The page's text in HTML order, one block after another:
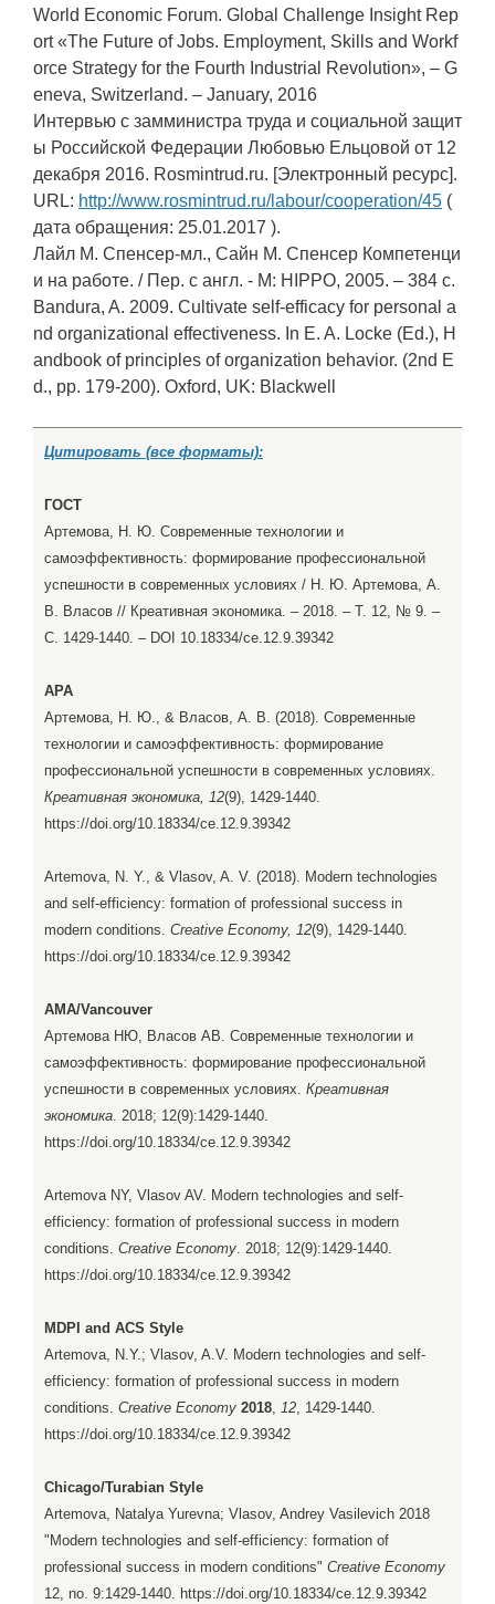
World Economic Forum. Global Challenge Insight Rep
ort «The Future of Jobs. Employment, Skills and Workf
orce Strategy for the Fourth Industrial Revolution», – G
eneva, Switzerland. – January, 2016
Интервью с замминистра труда и социальной защит
ы Российской Федерации Любовью Ельцовой от 12
декабря 2016. Rosmintrud.ru. [Электронный ресурс].
URL: http://www.rosmintrud.ru/labour/cooperation/45 (
дата обращения: 25.01.2017 ).
Лайл М. Спенсер-мл., Сайн М. Спенсер Компетенци
и на работе. / Пер. с англ. - М: HIPPO, 2005. – 384 с.
Bandura, A. 2009. Cultivate self-efficacy for personal a
nd organizational effectiveness. In E. A. Locke (Ed.), H
andbook of principles of organization behavior. (2nd E
d., pp. 179-200). Oxford, UK: Blackwell
Цитировать (все форматы):
ГОСТ
Артемова, Н. Ю. Современные технологии и
самоэффективность: формирование профессиональной
успешности в современных условиях / Н. Ю. Артемова, А.
В. Власов // Креативная экономика. – 2018. – Т. 12, № 9. –
С. 1429-1440. – DOI 10.18334/ce.12.9.39342
APA
Артемова, Н. Ю., & Власов, А. В. (2018). Современные
технологии и самоэффективность: формирование
профессиональной успешности в современных условиях.
Креативная экономика, 12(9), 1429-1440.
https://doi.org/10.18334/ce.12.9.39342
Artemova, N. Y., & Vlasov, A. V. (2018). Modern technologies
and self-efficiency: formation of professional success in
modern conditions. Creative Economy, 12(9), 1429-1440.
https://doi.org/10.18334/ce.12.9.39342
AMA/Vancouver
Артемова НЮ, Власов АВ. Современные технологии и
самоэффективность: формирование профессиональной
успешности в современных условиях. Креативная
экономика. 2018; 12(9):1429-1440.
https://doi.org/10.18334/ce.12.9.39342
Artemova NY, Vlasov AV. Modern technologies and self-
efficiency: formation of professional success in modern
conditions. Creative Economy. 2018; 12(9):1429-1440.
https://doi.org/10.18334/ce.12.9.39342
MDPI and ACS Style
Artemova, N.Y.; Vlasov, A.V. Modern technologies and self-
efficiency: formation of professional success in modern
conditions. Creative Economy 2018, 12, 1429-1440.
https://doi.org/10.18334/ce.12.9.39342
Chicago/Turabian Style
Artemova, Natalya Yurevna; Vlasov, Andrey Vasilevich 2018
"Modern technologies and self-efficiency: formation of
professional success in modern conditions" Creative Economy
12, no. 9:1429-1440. https://doi.org/10.18334/ce.12.9.39342